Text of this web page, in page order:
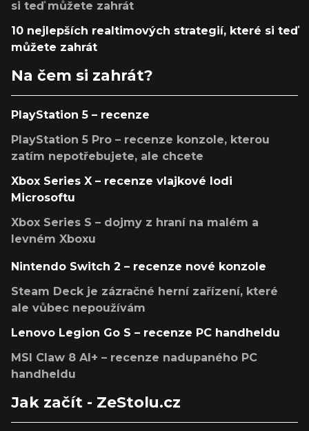
si teď můžete zahrát
10 nejlepších realtimových strategií, které si teď
můžete zahrát
Na čem si zahrát?
PlayStation 5 – recenze
PlayStation 5 Pro – recenze konzole, kterou
zatím nepotřebujete, ale chcete
Xbox Series X – recenze vlajkové lodi
Microsoftu
Xbox Series S – dojmy z hraní na malém a
levném Xboxu
Nintendo Switch 2 – recenze nové konzole
Steam Deck je zázračné herní zařízení, které
ale vůbec nepoužívám
Lenovo Legion Go S – recenze PC handheldu
MSI Claw 8 AI+ – recenze nadupaného PC
handheldu
Jak začít - ZeStolu.cz